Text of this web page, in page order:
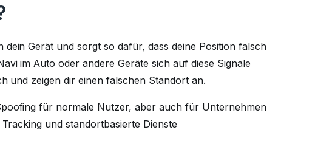
Gerät und sorgt so dafür, dass deine Position falsch
im Auto oder andere Geräte sich auf diese Signale
und zeigen dir einen falschen Standort an.
für normale Nutzer, aber auch für Unternehmen
und standortbasierte Dienste